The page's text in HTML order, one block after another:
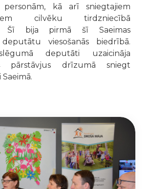
personām, kā arī sniegtajiem
cilvēku tirdzniecībā
Šī bija pirmā šī Saeimas
viesošanās biedrībā.
deputāti uzaicināja
pārstāvjus drīzumā sniegt